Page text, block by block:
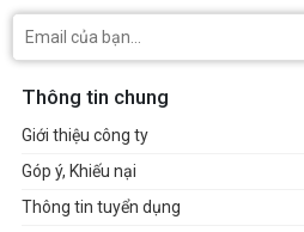
Thông tin chung
Giới thiệu công ty
Góp ý, Khiếu nại
Thông tin tuyển dụng